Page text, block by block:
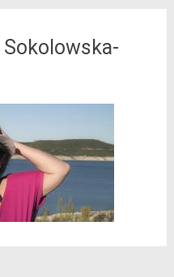
Sokolowska-